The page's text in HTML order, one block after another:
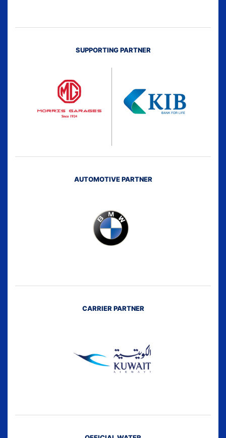
SUPPORTING PARTNER
AUTOMOTIVE PARTNER
CARRIER PARTNER